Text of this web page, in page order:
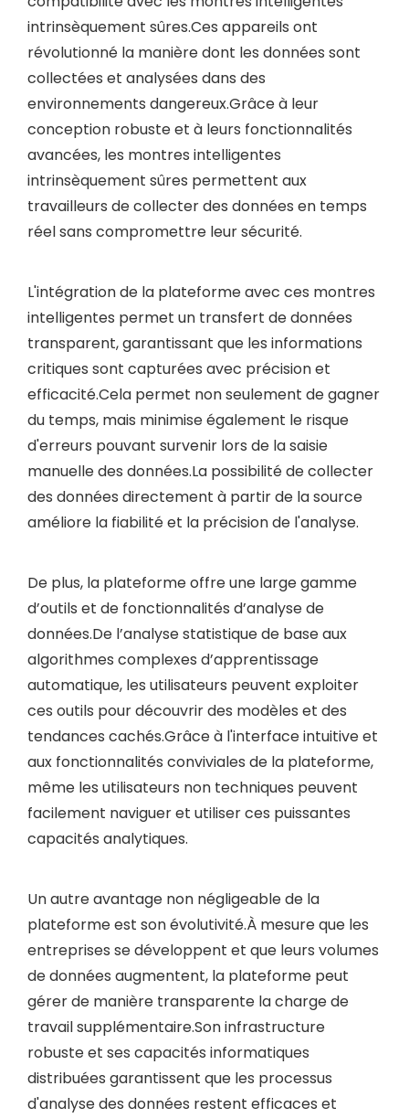
intrinsèquement sûres.Ces appareils ont
révolutionné la manière dont les données sont
collectées et analysées dans des
environnements dangereux.Grâce à leur
conception robuste et à leurs fonctionnalités
avancées, les montres intelligentes
intrinsèquement sûres permettent aux
travailleurs de collecter des données en temps
réel sans compromettre leur sécurité.
L'intégration de la plateforme avec ces montres
intelligentes permet un transfert de données
transparent, garantissant que les informations
critiques sont capturées avec précision et
efficacité.Cela permet non seulement de gagner
du temps, mais minimise également le risque
d'erreurs pouvant survenir lors de la saisie
manuelle des données.La possibilité de collecter
des données directement à partir de la source
améliore la fiabilité et la précision de l'analyse.
De plus, la plateforme offre une large gamme
d’outils et de fonctionnalités d’analyse de
données.De l’analyse statistique de base aux
algorithmes complexes d’apprentissage
automatique, les utilisateurs peuvent exploiter
ces outils pour découvrir des modèles et des
tendances cachés.Grâce à l'interface intuitive et
aux fonctionnalités conviviales de la plateforme,
même les utilisateurs non techniques peuvent
facilement naviguer et utiliser ces puissantes
capacités analytiques.
Un autre avantage non négligeable de la
plateforme est son évolutivité.À mesure que les
entreprises se développent et que leurs volumes
de données augmentent, la plateforme peut
gérer de manière transparente la charge de
travail supplémentaire.Son infrastructure
robuste et ses capacités informatiques
distribuées garantissent que les processus
d'analyse des données restent efficaces et